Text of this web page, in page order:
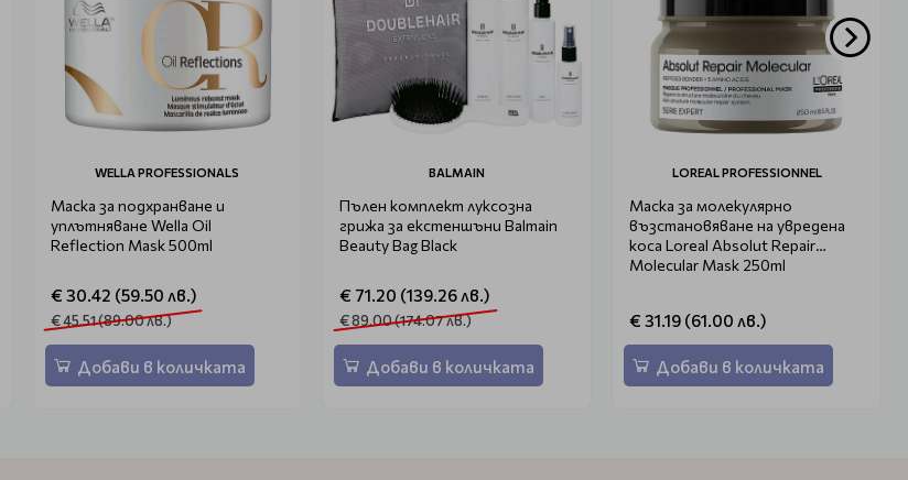
WELLA PROFESSIONALS
Маска за подхранване и
уплътняване Wella Oil
Reflection Mask 500ml
€ 30.42 (59.50 лв.)
€ 45.51 (89.00 лв.)
Добави в количката
BALMAIN
Пълен комплект луксозна
грижа за екстеншъни Balmain
Beauty Bag Black
€ 71.20 (139.26 лв.)
€ 89.00 (174.07 лв.)
Добави в количката
LOREAL PROFESSIONNEL
Маска за молекулярно
възстановяване на увредена
коса Loreal Absolut Repair
Molecular Mask 250ml
€ 31.19 (61.00 лв.)
Добави в количката